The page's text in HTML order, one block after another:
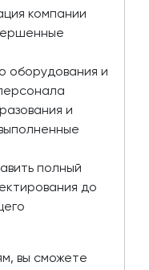
компании
оборудования и
и
полный
до
вы сможете